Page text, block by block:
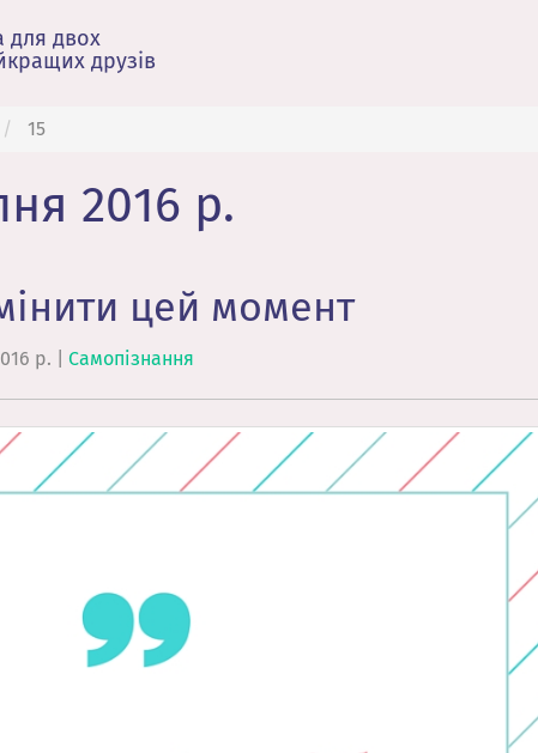
для двох
друзів
15
2016 р.
цей момент
р. Самопізнання